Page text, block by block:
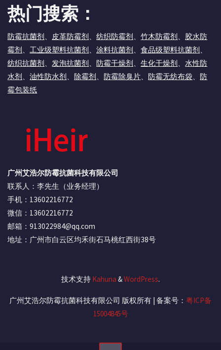
热门搜索：
防霉抗菌剂 、 皮革防霉剂 、纺织防霉剂 、竹木防霉剂 、 胶水防
霉剂 、工业级塑料抗菌剂 、涂料抗菌剂 、食品级塑料抗菌剂 、
纺织抗菌剂 、发泡抗菌剂 、 防霉干燥剂 、生化干燥剂 、水性防
水剂 、油性防水剂 、 除霉剂 、 防霉除臭片、 防霉无纺布袋、 防
霉包装纸
广州艾浩尔防霉抗菌科技有限公司
联系人：李先生（业务经理）
手机：13602216772
微信：13602216772
邮箱：913022984@qq.com
地址：广州市白云区均禾街石马桃红西街38号
技术支持 Kahuna &WordPress.
广州艾浩尔防霉抗菌科技有限公司 版权所有 | 备案号： 粤ICP备
15004845号